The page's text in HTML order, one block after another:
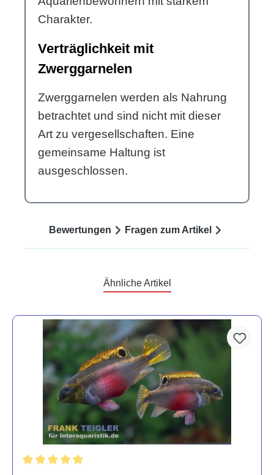
Charakter.
Verträglichkeit mit
Zwerggarnelen
Zwerggarnelen werden als Nahrung
betrachtet und sind nicht mit dieser
Art zu vergesellschaften. Eine
gemeinsame Haltung ist
ausgeschlossen.
Bewertungen Fragen zum Artikel
Ähnliche Artikel